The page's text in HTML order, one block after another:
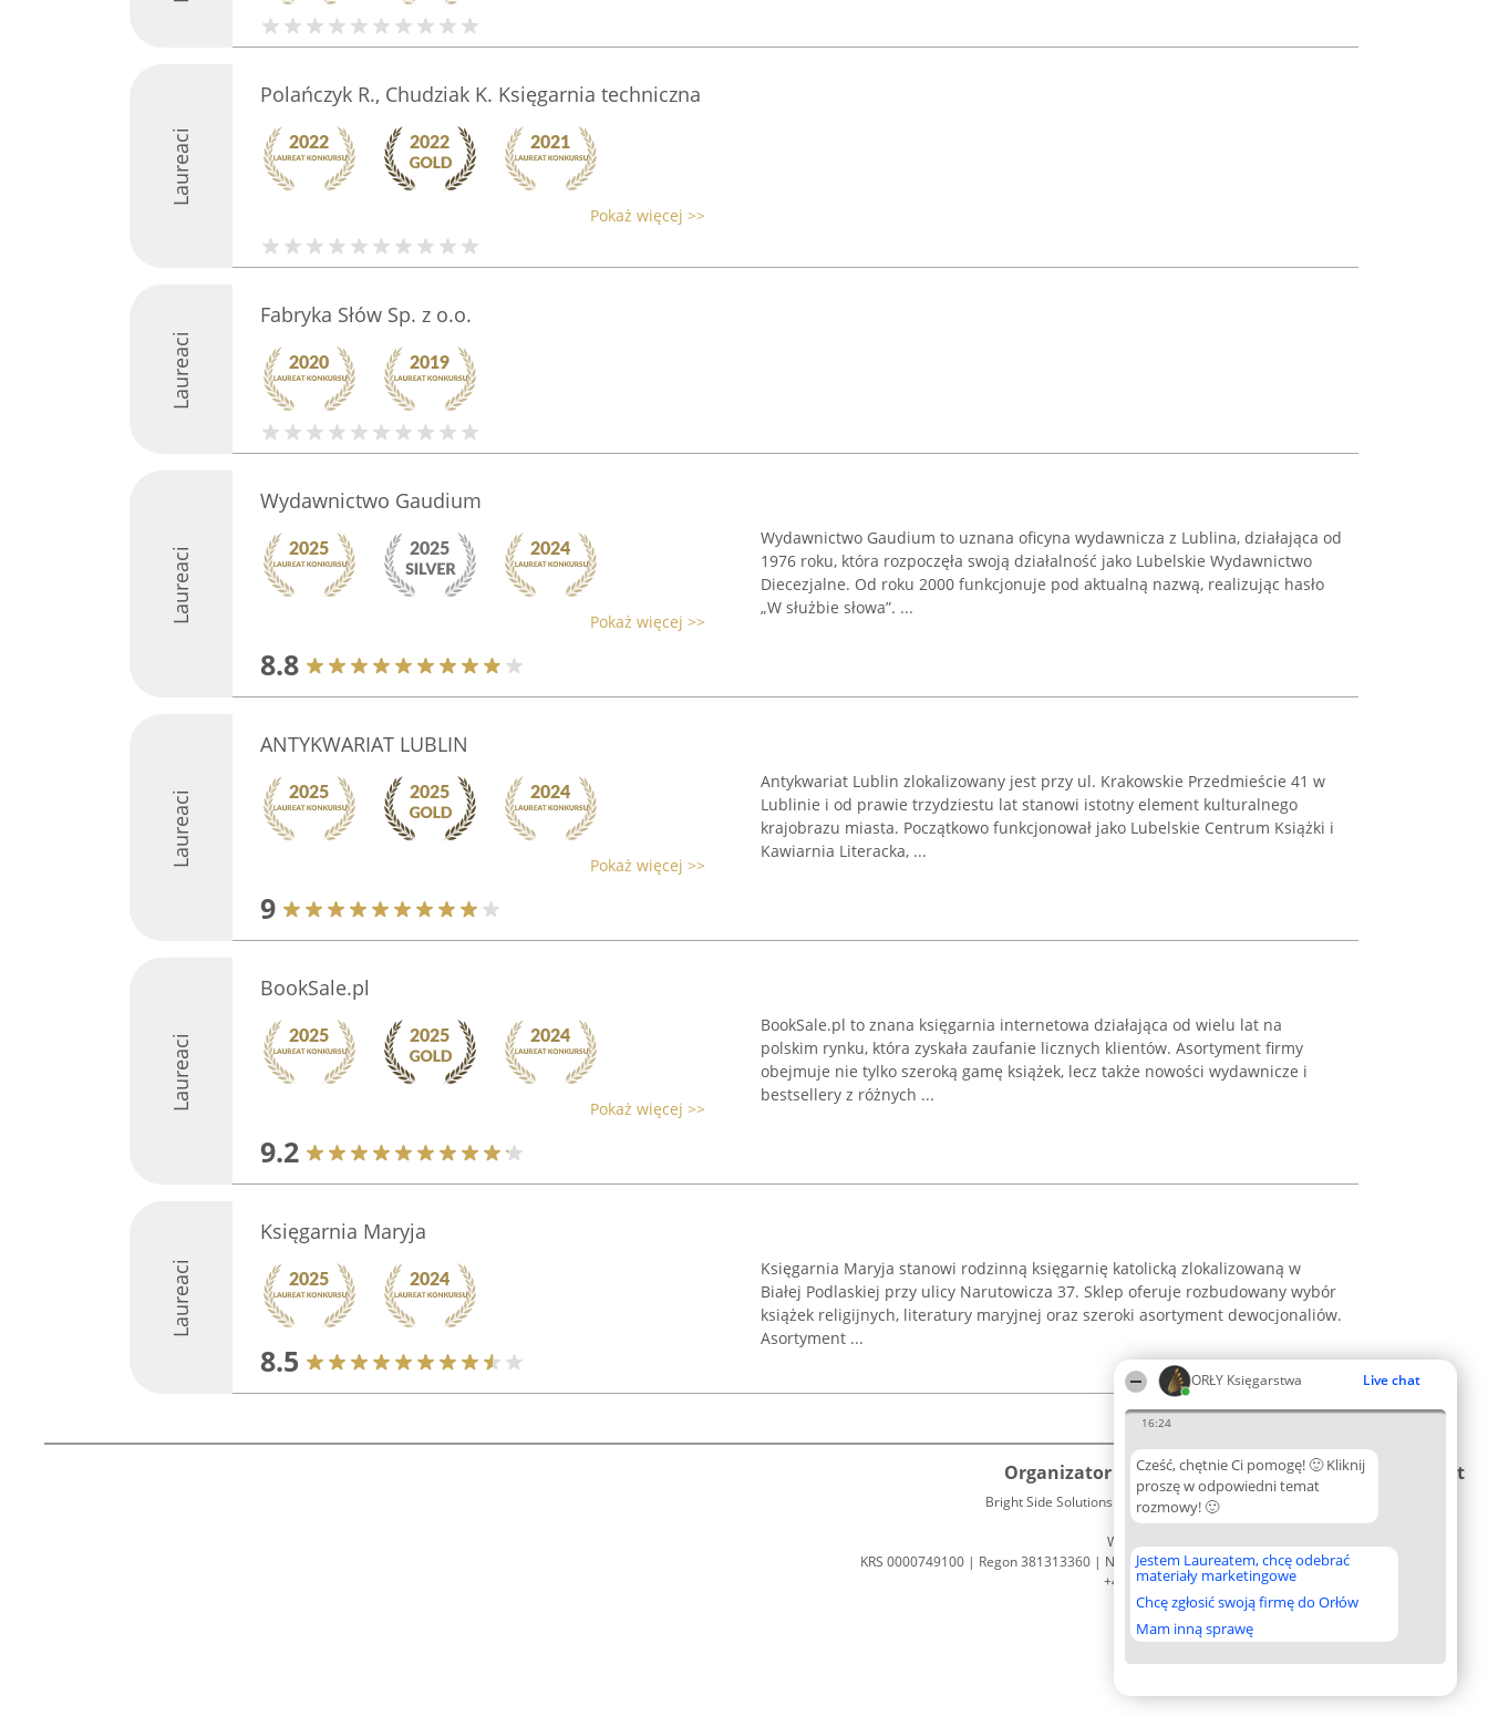
ORŁY Księgarstwa Live chat
16:24
Cześć, chętnie Ci pomogę! 🙂 Kliknij
proszę w odpowiedni temat
rozmowy! 🙂
Jestem Laureatem, chcę odebrać
materiały marketingowe
Chcę zgłosić swoją firmę do Orłów
Mam inną sprawę
Laureaci
Polańczyk R., Chudziak K. Księgarnia techniczna
Pokaż więcej >>
Laureaci
Fabryka Słów Sp. z o.o.
Laureaci
Wydawnictwo Gaudium
Pokaż więcej >>
8.8
Wydawnictwo Gaudium to uznana oficyna wydawnicza z Lublina, działająca od
1976 roku, która rozpoczęła swoją działalność jako Lubelskie Wydawnictwo
Diecezjalne. Od roku 2000 funkcjonuje pod aktualną nazwą, realizując hasło
„W służbie słowa”. ...
Laureaci
ANTYKWARIAT LUBLIN
Pokaż więcej >>
9
Antykwariat Lublin zlokalizowany jest przy ul. Krakowskie Przedmieście 41 w
Lublinie i od prawie trzydziestu lat stanowi istotny element kulturalnego
krajobrazu miasta. Początkowo funkcjonował jako Lubelskie Centrum Książki i
Kawiarnia Literacka, ...
Laureaci
BookSale.pl
Pokaż więcej >>
9.2
BookSale.pl to znana księgarnia internetowa działająca od wielu lat na
polskim rynku, która zyskała zaufanie licznych klientów. Asortyment firmy
obejmuje nie tylko szeroką gamę książek, lecz także nowości wydawnicze i
bestsellery z różnych ...
Laureaci
Księgarnia Maryja
8.5
Księgarnia Maryja stanowi rodzinną księgarnię katolicką zlokalizowaną w
Białej Podlaskiej przy ulicy Narutowicza 37. Sklep oferuje rozbudowany wybór
książek religijnych, literatury maryjnej oraz szeroki asortyment dewocjonaliów.
Asortyment ...
Organizator plebiscytu
Bright Side Solutions sp. z o. o. sp. k.
ul. Ruska 22
Wrocław 50-079
KRS 0000749100 | Regon 381313360 | NIP 8943132676
+48 508 492 400
Plebiscyt
Lista
Laureatów
Zasady
Regulamin
Prywatności
Kontakt